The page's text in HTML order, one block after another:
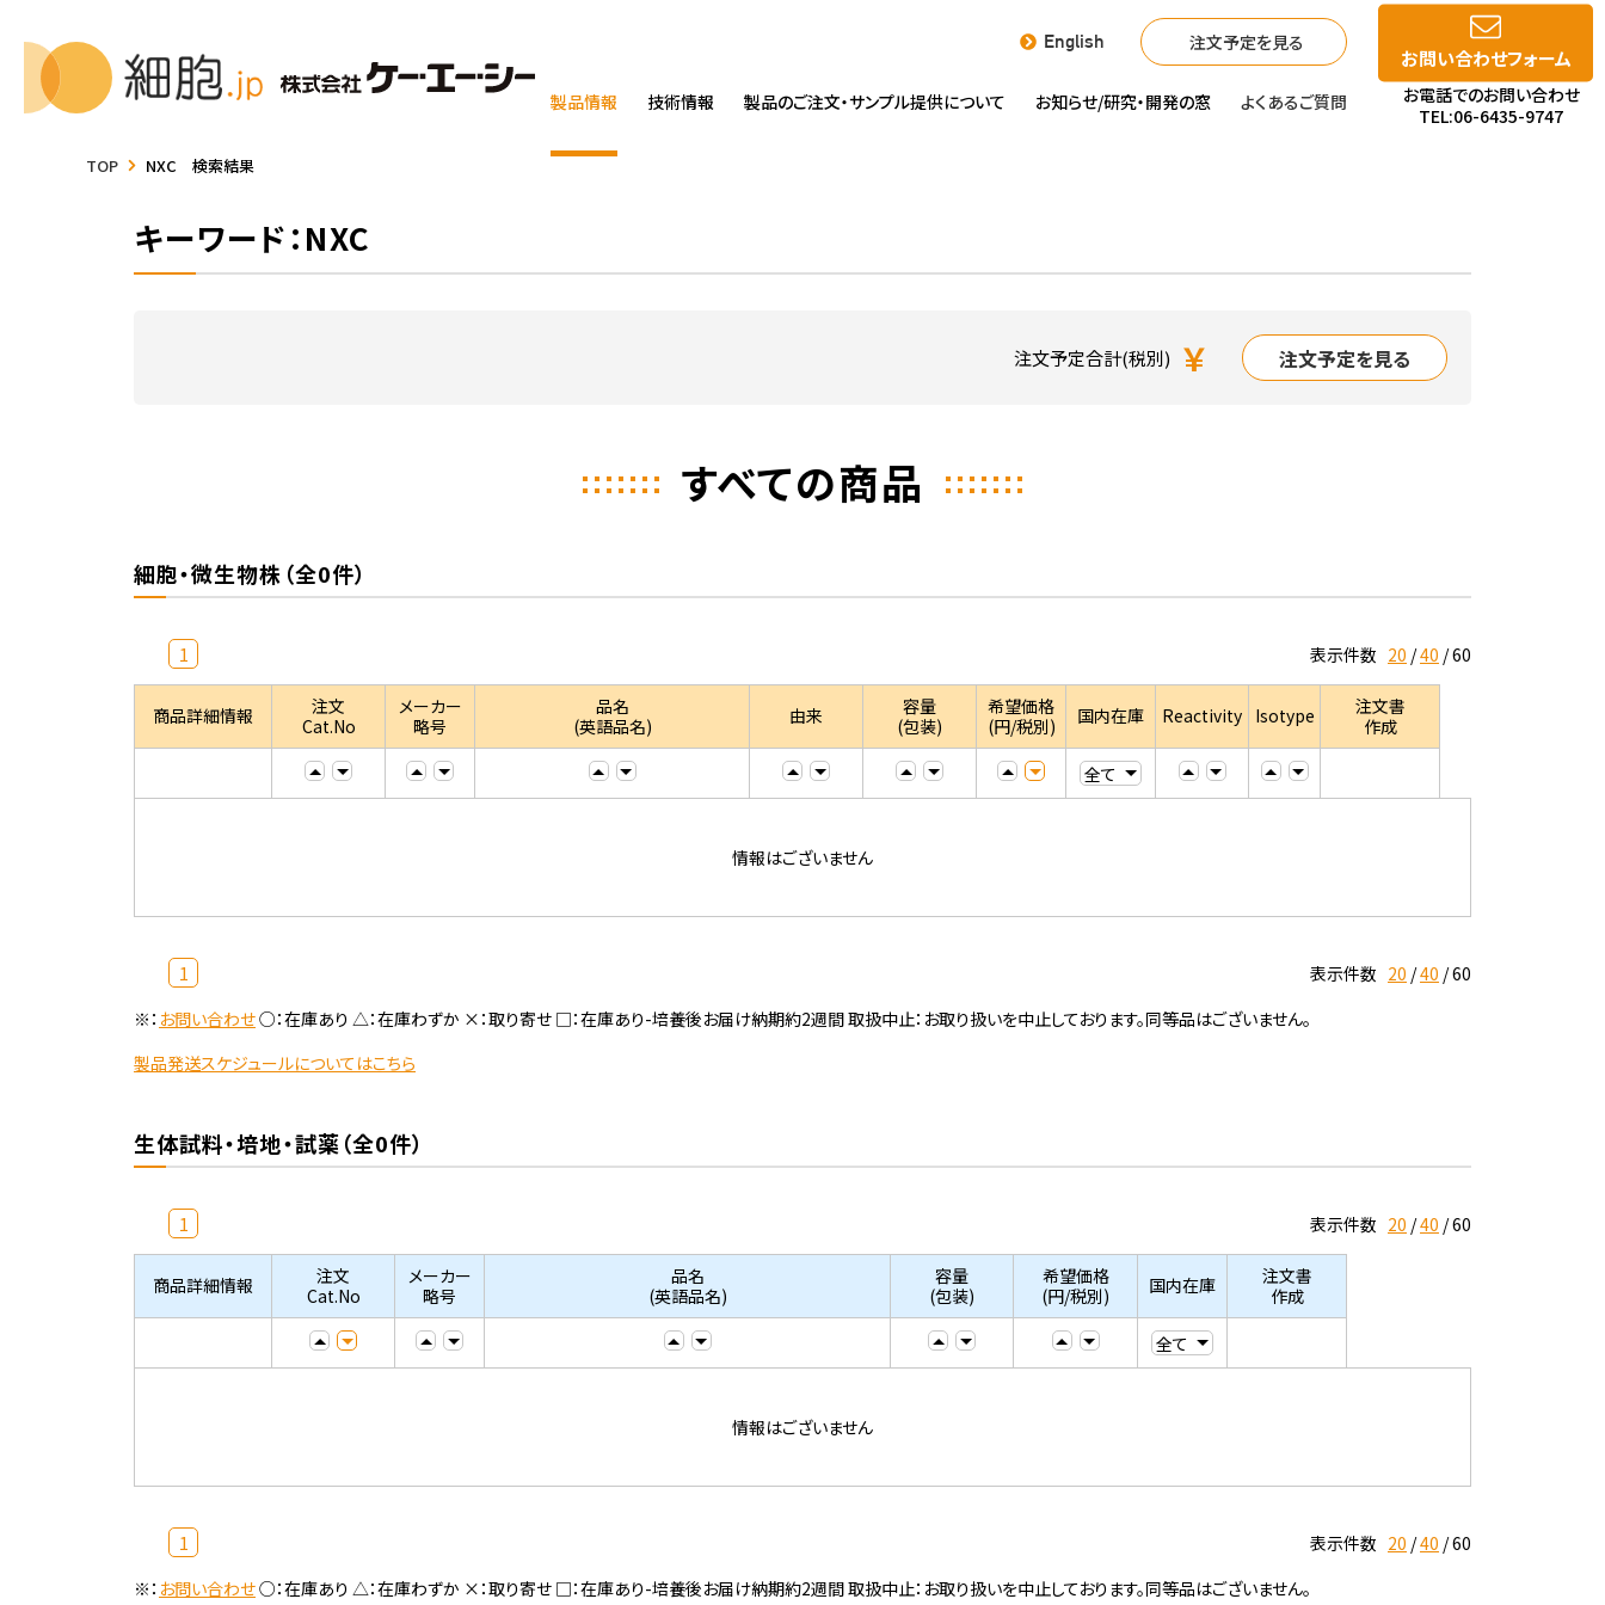
English 注文予定を見る
製品情報 技術情報 製品のご注文・サンプル提供について お知らせ/研究・開発の窓 よくあるご質問
お問い合わせフォーム
お電話でのお問い合わせ
TEL:06-6435-9747
TOP NXC 検索結果
キーワード：NXC
注文予定合計(税別) ￥ 注文予定を見る
すべての商品
細胞・微生物株（全0件）
1 表示件数 20 40 60
商品詳細情報
注文
Cat.No
メーカー
略号
品名
(英語品名)
由来
容量
(包装)
希望価格
(円/税別)
国内在庫 Reactivity Isotype
注文書
作成
情報はございません
1 表示件数 20 40 60
※： お問い合わせ○：在庫あり △：在庫わずか ×：取り寄せ □：在庫あり-培養後お届け納期約2週間 取扱中止：お取り扱いを中止しております。同等品はございません。
製品発送スケジュールについてはこちら
生体試料・培地・試薬（全0件）
1 表示件数 20 40 60
商品詳細情報
注文
Cat.No
メーカー
略号
品名
(英語品名)
容量
(包装)
希望価格
(円/税別)
国内在庫
注文書
作成
情報はございません
1 表示件数 20 40 60
※： お問い合わせ○：在庫あり △：在庫わずか ×：取り寄せ □：在庫あり-培養後お届け納期約2週間 取扱中止：お取り扱いを中止しております。同等品はございません。